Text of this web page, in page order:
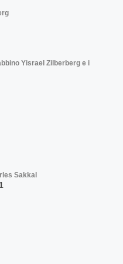
Yisrael Zilberberg e i
Sakkal